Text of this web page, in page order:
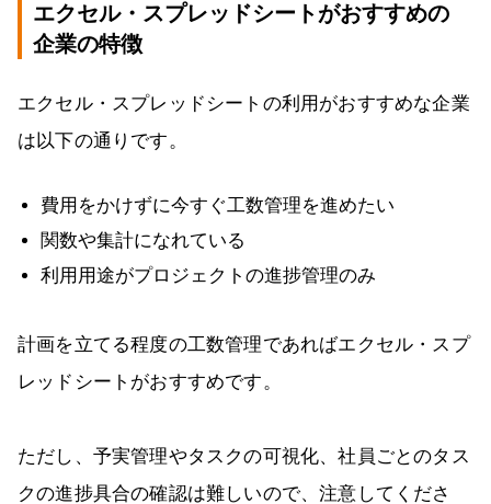
エクセル・スプレッドシートがおすすめの
企業の特徴
エクセル・スプレッドシートの利用がおすすめな企業
は以下の通りです。
費用をかけずに今すぐ工数管理を進めたい
関数や集計になれている
利用用途がプロジェクトの進捗管理のみ
計画を立てる程度の工数管理であればエクセル・スプ
レッドシートがおすすめです。
ただし、予実管理やタスクの可視化、社員ごとのタス
クの進捗具合の確認は難しいので、注意してくださ